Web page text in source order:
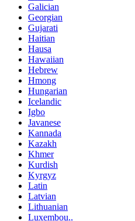
Galician
Georgian
Gujarati
Haitian
Hausa
Hawaiian
Hebrew
Hmong
Hungarian
Icelandic
Igbo
Javanese
Kannada
Kazakh
Khmer
Kurdish
Kyrgyz
Latin
Latvian
Lithuanian
Luxembou..